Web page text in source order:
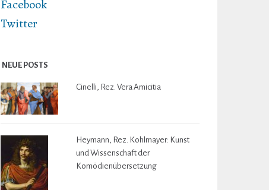
Facebook
Twitter
NEUE POSTS
Cinelli, Rez. Vera Amicitia
Heymann, Rez. Kohlmayer: Kunst
und Wissenschaft der
Komödienübersetzung